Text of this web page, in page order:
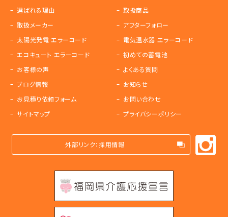
選ばれる理由
取扱商品
取扱メーカー
アフターフォロー
太陽光発電 エラーコード
電気温水器 エラーコード
エコキュート エラーコード
初めての蓄電池
お客様の声
よくある質問
ブログ情報
お知らせ
お見積り依頼フォーム
お問い合わせ
サイトマップ
プライバシーポリシー
外部リンク：採用情報